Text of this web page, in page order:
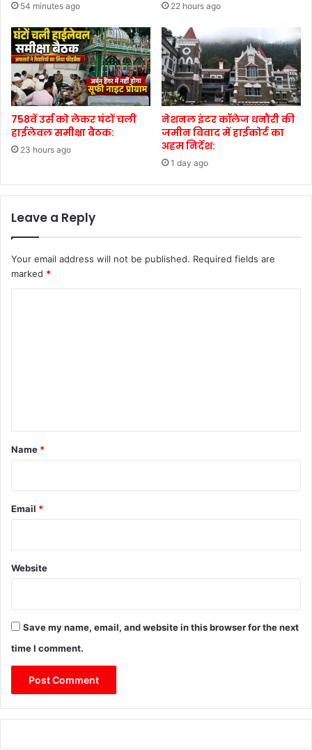
54 minutes ago 22 hours ago
758वें उर्स को लेकर घंटों चली
हाईलेवल समीक्षा बैठक:
23 hours ago
नेशनल इंटर कॉलेज धनौरी की
जमीन विवाद में हाईकोर्ट का
अहम निर्देश:
1 day ago
Leave a Reply
Your email address will not be published. Required fields are
marked *
*
Name *
Email *
Website
Save my name, email, and website in this browser for the next
time I comment.